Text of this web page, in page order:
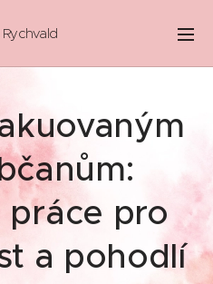
práce pro
a pohodlí